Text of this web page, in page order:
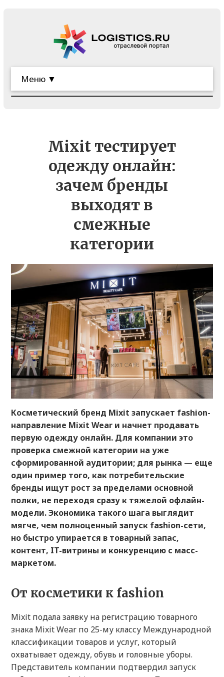
Меню ▼
Mixit тестирует
одежду онлайн:
зачем бренды
выходят в
смежные
категории
Косметический бренд Mixit запускает fashion-
направление Mixit Wear и начнет продавать
первую одежду онлайн. Для компании это
проверка смежной категории на уже
сформированной аудитории; для рынка — еще
один пример того, как потребительские
бренды ищут рост за пределами основной
полки, не переходя сразу к тяжелой офлайн-
модели. Экономика такого шага выглядит
мягче, чем полноценный запуск fashion-сети,
но быстро упирается в товарный запас,
контент, IT-витрины и конкуренцию с масс-
маркетом.
От косметики к fashion
Mixit подала заявку на регистрацию товарного
знака Mixit Wear по 25-му классу Международной
классификации товаров и услуг, который
охватывает одежду, обувь и головные уборы.
Представитель компании подтвердил запуск